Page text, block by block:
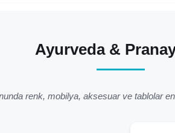
Ayurveda &
renk, mobilya, aksesuar ve tablolar